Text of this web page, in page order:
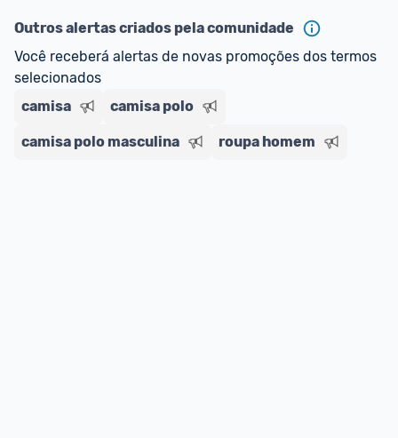
ou MercadoLíder Platinum.
E lembre-se: você sempre pode contar ajuda da
comunidade para tirar dúvidas ou acionar os
nossos Admins marcando @admin
Outros alertas criados pela comunidade
Você receberá alertas de novas promoções dos termos
selecionados
camisa
camisa polo
camisa polo masculina roupa homem